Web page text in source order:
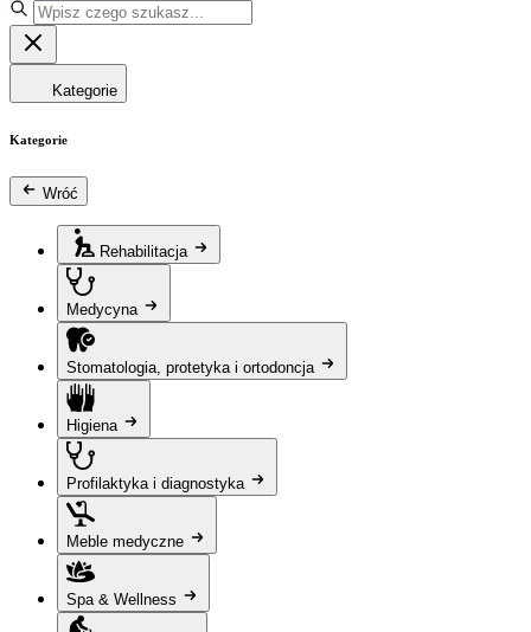
Kategorie
Kategorie
Wróć
Rehabilitacja
Medycyna
Stomatologia, protetyka i ortodoncja
Higiena
Profilaktyka i diagnostyka
Meble medyczne
Spa & Wellness